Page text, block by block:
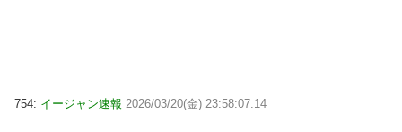
754: イージャン速報 2026/03/20(金) 23:58:07.14